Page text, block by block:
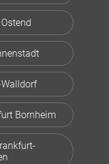
Bornheim